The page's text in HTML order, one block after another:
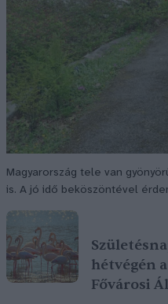
Magyarország tele van
is. A jó idő beköszöntével
hétvégén
Fővárosi